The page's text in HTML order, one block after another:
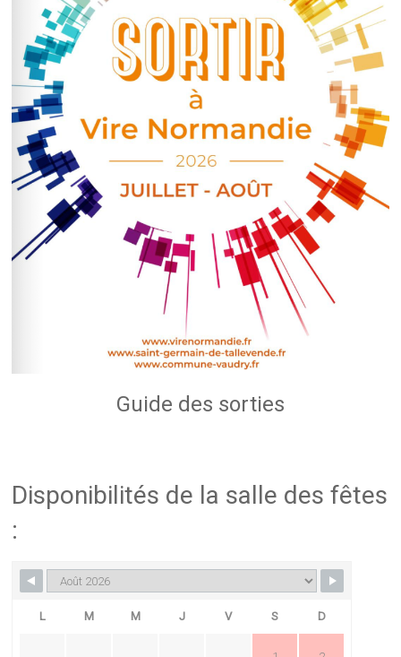
Guide des sorties
Disponibilités de la salle des fêtes
:
L M M J V S D